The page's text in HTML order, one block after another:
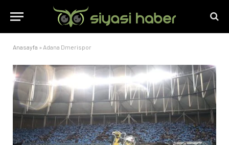
Anasayfa » Adana Dmerispor